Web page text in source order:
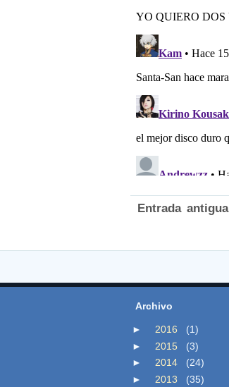
Entrada antigua
Archivo
► 2016
(1)
►
2015
(3)
►
2014
(24)
►
2013 (35)